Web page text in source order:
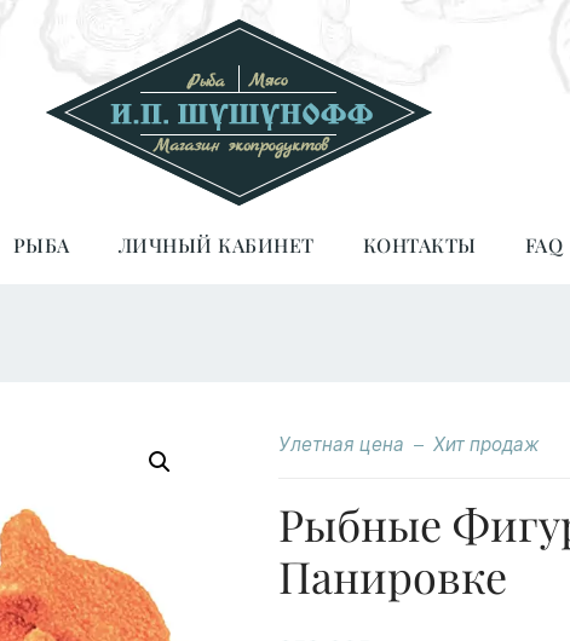
РЫБА ЛИЧНЫЙ КАБИНЕТ КОНТАКТЫ FAQ
Улетная цена Хит продаж
Рыбные
Панировке